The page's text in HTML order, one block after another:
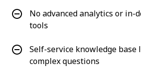
No advanced analytics or in-
tools
Self-service knowledge base
complex questions